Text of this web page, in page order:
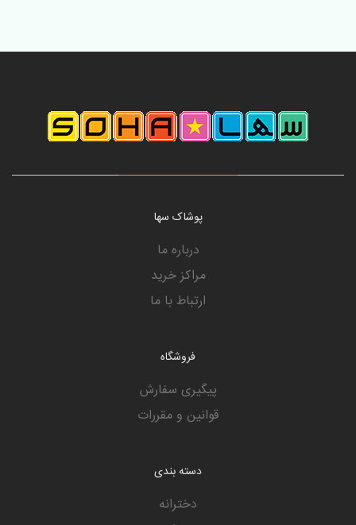
پوشاک سها
درباره ما
مراکز خرید
ارتباط با ما
فروشگاه
پیگیری سفارش
قوانین و مقررات
دسته بندی
دخترانه